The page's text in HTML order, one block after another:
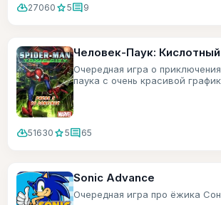
cloud_download27060 star5comment9
Человек-Паук:
Очередная игра о
паука с очень красивой
cloud_download51630 star5comment65
Sonic Advance
Очередная игра про ёжика